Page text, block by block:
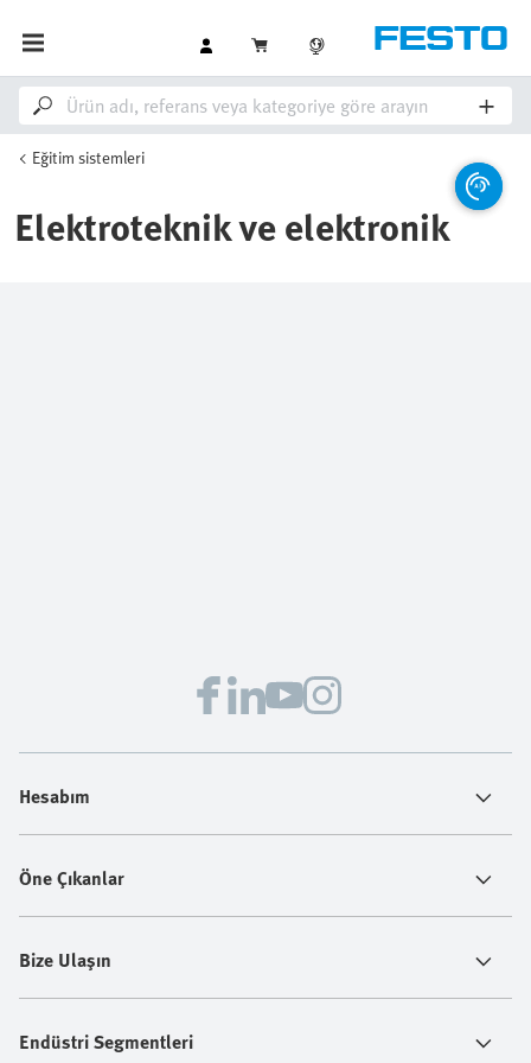
Eğitim sistemleri
Elektroteknik ve elektronik
Hesabım
Öne Çıkanlar
Bize Ulaşın
Endüstri Segmentleri